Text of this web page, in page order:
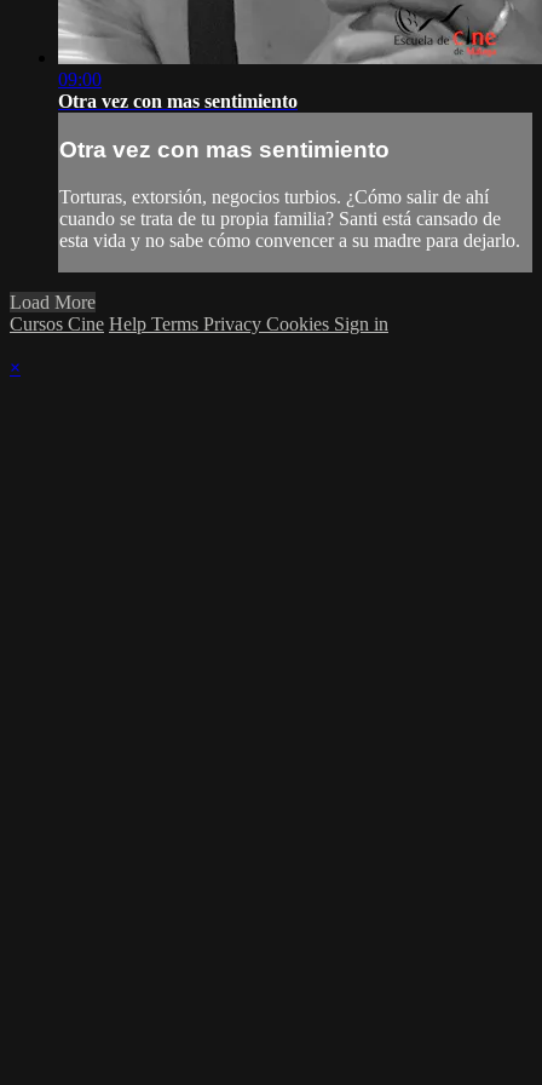
09:00
Otra vez con mas sentimiento
Otra vez con mas sentimiento
Torturas, extorsión, negocios turbios. ¿Cómo salir de ahí
cuando se trata de tu propia familia? Santi está cansado de
esta vida y no sabe cómo convencer a su madre para dejarlo.
Load More
Cursos Cine Help Terms Privacy Cookies Sign in
×